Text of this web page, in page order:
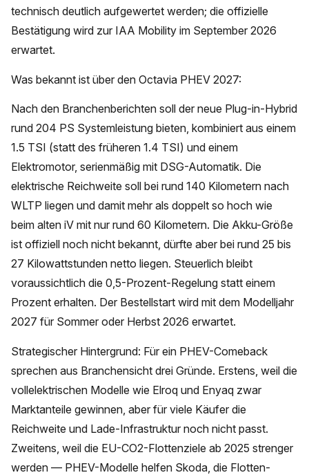
technisch deutlich aufgewertet werden; die offizielle
Bestätigung wird zur IAA Mobility im September 2026
erwartet.
Was bekannt ist über den Octavia PHEV 2027:
Nach den Branchenberichten soll der neue Plug-in-Hybrid
rund 204 PS Systemleistung bieten, kombiniert aus einem
1.5 TSI (statt des früheren 1.4 TSI) und einem
Elektromotor, serienmäßig mit DSG-Automatik. Die
elektrische Reichweite soll bei rund 140 Kilometern nach
WLTP liegen und damit mehr als doppelt so hoch wie
beim alten iV mit nur rund 60 Kilometern. Die Akku-Größe
ist offiziell noch nicht bekannt, dürfte aber bei rund 25 bis
27 Kilowattstunden netto liegen. Steuerlich bleibt
voraussichtlich die 0,5-Prozent-Regelung statt einem
Prozent erhalten. Der Bestellstart wird mit dem Modelljahr
2027 für Sommer oder Herbst 2026 erwartet.
Strategischer Hintergrund: Für ein PHEV-Comeback
sprechen aus Branchensicht drei Gründe. Erstens, weil die
vollelektrischen Modelle wie Elroq und Enyaq zwar
Marktanteile gewinnen, aber für viele Käufer die
Reichweite und Lade-Infrastruktur noch nicht passt.
Zweitens, weil die EU-CO2-Flottenziele ab 2025 strenger
werden — PHEV-Modelle helfen Skoda, die Flotten-